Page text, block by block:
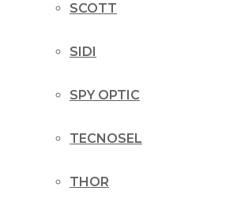
SCOTT
SIDI
SPY OPTIC
TECNOSEL
THOR